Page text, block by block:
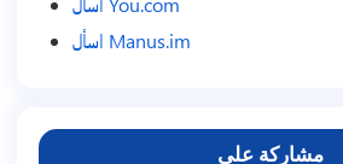
اسأل Manus.im
مشاركة على